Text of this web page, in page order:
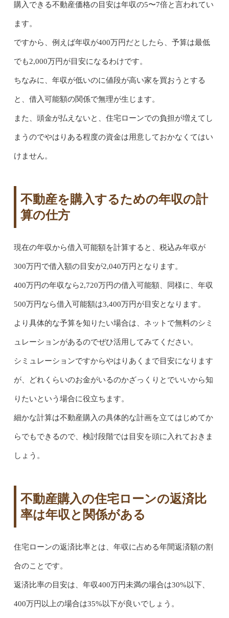
購入できる不動産価格の目安は年収の5〜7倍と言われてい
ます。
ですから、例えば年収が400万円だとしたら、予算は最低
でも2,000万円が目安になるわけです。
ちなみに、年収が低いのに値段が高い家を買おうとする
と、借入可能額の関係で無理が生じます。
また、頭金が払えないと、住宅ローンでの負担が増えてし
まうのでやはりある程度の資金は用意しておかなくてはい
けません。
不動産を購入するための年収の計
算の仕方
現在の年収から借入可能額を計算すると、税込み年収が
300万円で借入額の目安が2,040万円となります。
400万円の年収なら2,720万円の借入可能額、同様に、年収
500万円なら借入可能額は3,400万円が目安となります。
より具体的な予算を知りたい場合は、ネットで無料のシミ
ュレーションがあるのでぜひ活用してみてください。
シミュレーションですからやはりあくまで目安になります
が、どれくらいのお金がいるのかざっくりとでいいから知
りたいという場合に役立ちます。
細かな計算は不動産購入の具体的な計画を立てはじめてか
らでもできるので、検討段階では目安を頭に入れておきま
しょう。
不動産購入の住宅ローンの返済比
率は年収と関係がある
住宅ローンの返済比率とは、年収に占める年間返済額の割
合のことです。
返済比率の目安は、年収400万円未満の場合は30%以下、
400万円以上の場合は35%以下が良いでしょう。